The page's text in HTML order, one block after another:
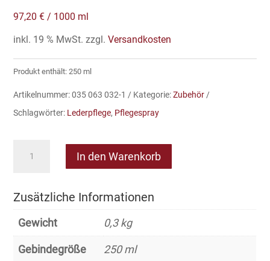
97,20€ / 1000 ml
inkl. 19 % MwSt. zzgl.Versandkosten
Produkt enthält: 250 ml
Artikelnummer:035 063 032-1 Kategorie:Zubehör
Schlagwörter: Lederpflege, Pflegespray
Lederpflegespray
In den Warenkorb
Zusätzliche Informationen
Gewicht 0,3 kg
Gebindegröße 250 ml